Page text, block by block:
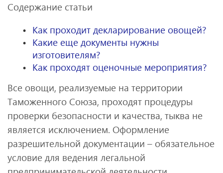
Содержание статьи
Как проходит декларирование овощей?
Какие еще документы нужны
изготовителям?
Как проходят оценочные мероприятия?
Все овощи, реализуемые на территории
Таможенного Союза, проходят процедуры
проверки безопасности и качества, тыква не
является исключением. Оформление
разрешительной документации – обязательное
условие для ведения легальной